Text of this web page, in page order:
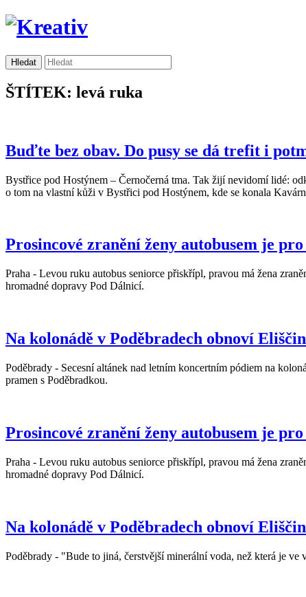
ŠTÍTEK: levá ruka
Buďte bez obav. Do pusy se dá trefit i
Bystřice pod Hostýnem – Černočerná tma. Tak žijí nevidomí lidé:
o tom na vlastní kůži v Bystřici pod Hostýnem, kde se konala
Prosincové zranění ženy autobusem je
Praha - Levou ruku autobus seniorce přiskřípl, pravou má žena
hromadné dopravy Pod Dálnicí.
Na kolonádě v Poděbradech obnoví
Poděbrady - Secesní altánek nad letním koncertním pódiem na
pramen s Poděbradkou.
Prosincové zranění ženy autobusem je
Praha - Levou ruku autobus seniorce přiskřípl, pravou má žena
hromadné dopravy Pod Dálnicí.
Na kolonádě v Poděbradech obnoví
Poděbrady - "Bude to jiná, čerstvější minerální voda, než která je